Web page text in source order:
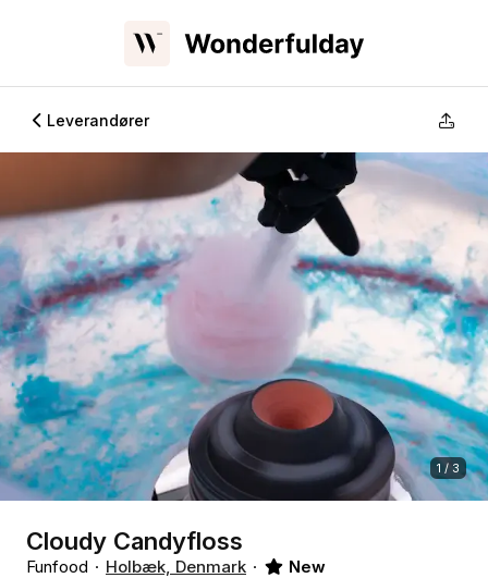
Leverandører
1 / 3
Cloudy Candyfloss
Funfood Holbæk, Denmark New